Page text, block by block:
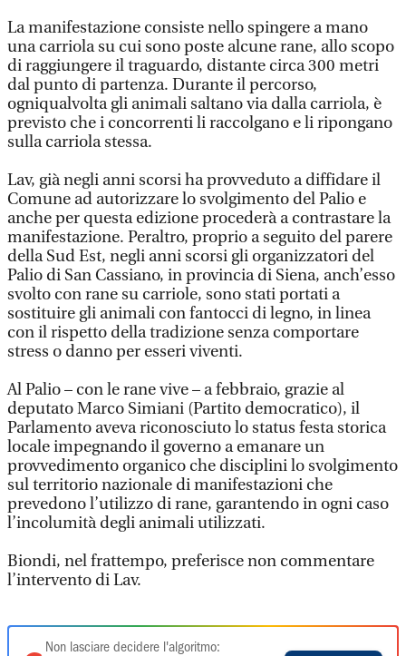
La manifestazione consiste nello spingere a mano
una carriola su cui sono poste alcune rane, allo scopo
di raggiungere il traguardo, distante circa 300 metri
dal punto di partenza. Durante il percorso,
ogniqualvolta gli animali saltano via dalla carriola, è
previsto che i concorrenti li raccolgano e li ripongano
sulla carriola stessa.
Lav, già negli anni scorsi ha provveduto a diffidare il
Comune ad autorizzare lo svolgimento del Palio e
anche per questa edizione procederà a contrastare la
manifestazione. Peraltro, proprio a seguito del parere
della Sud Est, negli anni scorsi gli organizzatori del
Palio di San Cassiano, in provincia di Siena, anch’esso
svolto con rane su carriole, sono stati portati a
sostituire gli animali con fantocci di legno, in linea
con il rispetto della tradizione senza comportare
stress o danno per esseri viventi.
Al Palio – con le rane vive – a febbraio, grazie al
deputato Marco Simiani (Partito democratico), il
Parlamento aveva riconosciuto lo status festa storica
locale impegnando il governo a emanare un
provvedimento organico che disciplini lo svolgimento
sul territorio nazionale di manifestazioni che
prevedono l’utilizzo di rane, garantendo in ogni caso
l’incolumità degli animali utilizzati.
Biondi, nel frattempo, preferisce non commentare
l’intervento di Lav.
Non lasciare decidere l'algoritmo: